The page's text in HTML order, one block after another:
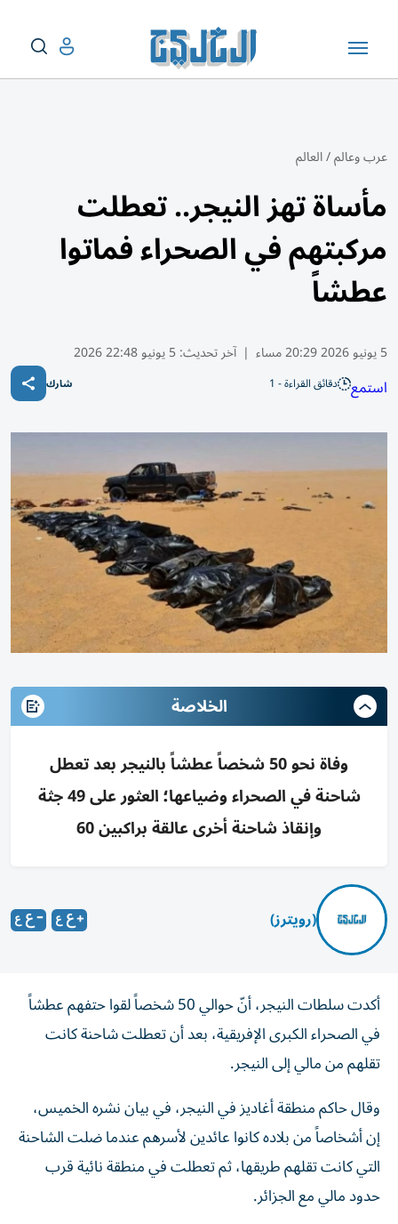
عرب وعالم/العالم
مأساة تهز النيجر.. تعطلت
مركبتهم في الصحراء فماتوا
عطشاً
5 يونيو 2026 20:29 مساء | آخر تحديث:5 يونيو 22:48 2026
استمع دقائق القراءة - 1 شارك
الخلاصة
وفاة نحو 50 شخصاً عطشاً بالنيجر بعد تعطل
شاحنة في الصحراء وضياعها؛ العثور على 49 جثة
وإنقاذ شاحنة أخرى عالقة براكبين 60
(رويترز)
أكدت سلطات النيجر، أنّ حوالي 50 شخصاً لقوا حتفهم عطشاً
في الصحراء الكبرى الإفريقية، بعد أن تعطلت شاحنة كانت
تقلهم من مالي إلى النيجر.
وقال حاكم منطقة أغاديز في النيجر، في بيان نشره الخميس،
إن أشخاصاً من بلاده كانوا عائدين لأسرهم عندما ضلت الشاحنة
التي كانت تقلهم طريقها، ثم تعطلت في منطقة نائية قرب
حدود مالي مع الجزائر.